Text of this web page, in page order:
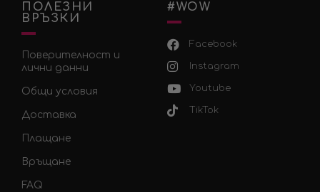
ПОЛЕЗНИ
ВРЪЗКИ
Поверителност и
лични данни
Общи условия
Доставка
Плащане
Връщане
FAQ
#WOW
Facebook
Instagram
Youtube
TikTok